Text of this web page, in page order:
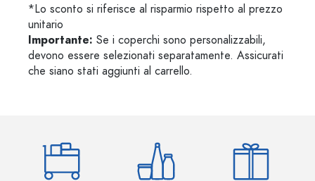
*Lo sconto si riferisce al risparmio rispetto al prezzo
unitario
Importante: Se i coperchi sono personalizzabili,
devono essere selezionati separatamente. Assicurati
che siano stati aggiunti al carrello.